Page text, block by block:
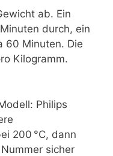
ab. Ein
durch, ein
60 Minuten. Die
Kilogramm.
Philips
200 °C, dann
sicher